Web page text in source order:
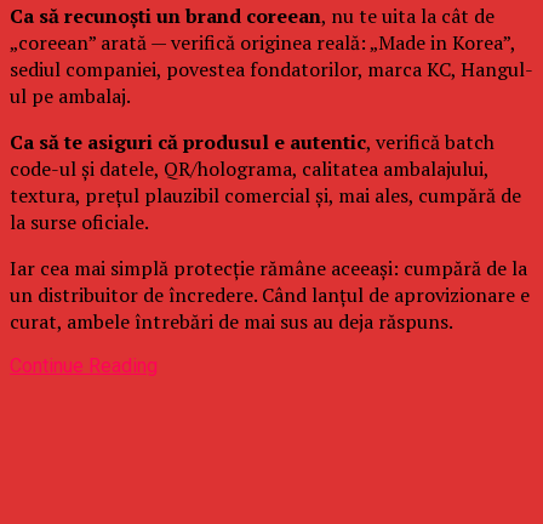
Ca să recunoști un brand coreean, nu te uita la cât de
„coreean” arată — verifică originea reală: „Made in Korea”,
sediul companiei, povestea fondatorilor, marca KC, Hangul-
ul pe ambalaj.
Ca să te asiguri că produsul e autentic, verifică batch
code-ul și datele, QR/holograma, calitatea ambalajului,
textura, prețul plauzibil comercial și, mai ales, cumpără de
la surse oficiale.
Iar cea mai simplă protecție rămâne aceeași: cumpără de la
un distribuitor de încredere. Când lanțul de aprovizionare e
curat, ambele întrebări de mai sus au deja răspuns.
Continue Reading